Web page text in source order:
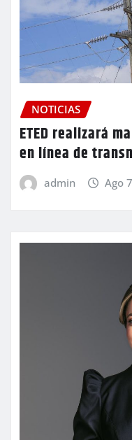
NOTICIAS
ETED realizará
en línea de
admin Ago